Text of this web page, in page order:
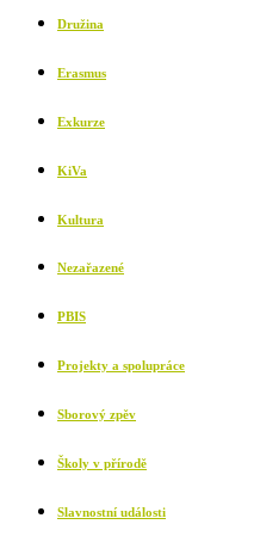
Družina
Erasmus
Exkurze
KiVa
Kultura
Nezařazené
PBIS
Projekty a spolupráce
Sborový zpěv
Školy v přírodě
Slavnostní události